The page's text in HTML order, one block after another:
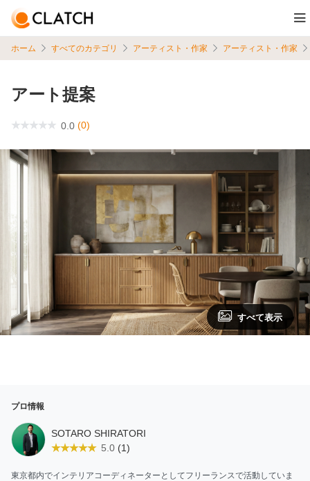
ホーム すべてのカテゴリ アーティスト・作家 アーティスト・作家
アート提案
0.0 (0)
すべて表示
プロ情報
SOTARO SHIRATORI
5.0 (1)
東京都内でインテリアコーディネーターとしてフリーランスで活動していま